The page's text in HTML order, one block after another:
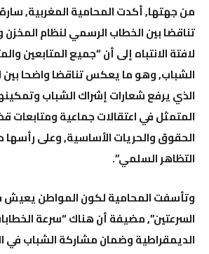
من جهتها, أكدت المحامية المغربية,
تناقضا بين الخطاب الرسمي لنظام
لافتة الانتباه إلى أن “جميع المتابعين
الشباب, وهو ما يعكس تناقضا واضحا
الذي يرفع شعارات إشراك الشباب
المتمثل في اعتقالات جماعية
الحقوق والحريات الأساسية, وعلى رأسها
التظاهر السلمي”.
وتأسفت المحامية لكون المواطن
السرعتين”, مضيفة أن هناك “سرعة
الديمقراطية وضمان مشاركة الشباب في